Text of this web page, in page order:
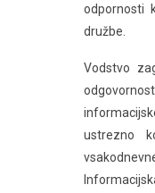
odpornosti
družbe.
Vodstvo
ustrezno